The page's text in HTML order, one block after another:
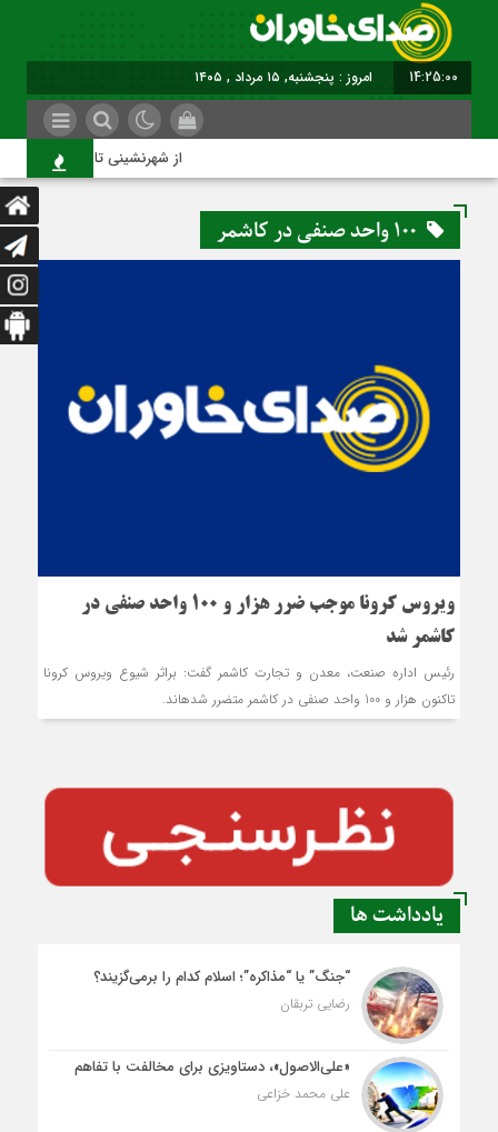
14:25:00 امروز : پنجشنبه, ۱۵ مرداد , ۱۴۰۵
از شهرنشینی تا شهروندی
ویروس کرونا موجب ضرر هزار و 100 واحد صنفی در
کاشمر شد
رئیس اداره صنعت، معدن و تجارت کاشمر گفت: براثر شیوع ویروس کرونا
تاکنون هزار و 100 واحد صنفی در کاشمر متضرر شده‎اند.
یادداشت ها
“جنگ” یا “مذاکره”؛ اسلام کدام را برمی‌گزیند؟
رضایی تربقان
«علی‌الاصول»، دستاویزی برای مخالفت با تفاهم
علی محمد خزاعی